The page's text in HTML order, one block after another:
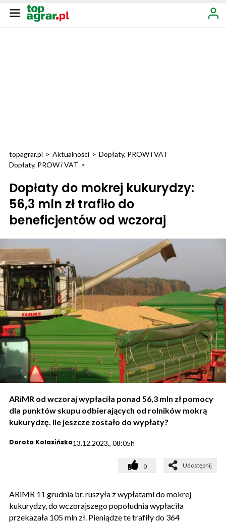
topagrar.pl > Aktualności > Dopłaty, PROW i VAT
Dopłaty, PROW i VAT >
Dopłaty do mokrej kukurydzy:
56,3 mln zł trafiło do
beneficjentów od wczoraj
ARiMR od wczoraj wypłaciła ponad 56,3 mln zł pomocy
dla punktów skupu odbierających od rolników mokrą
kukurydzę. Ile jeszcze zostało do wypłaty?
Dorota Kolasińska13.12.2023., 08:05h
0 Udostępnij
ARiMR 11 grudnia br. ruszyła z wypłatami do mokrej
kukurydzy, do wczorajszego popołudnia wypłaciła
przekazała 105 mln zł. Pieniądze te trafiły do 364